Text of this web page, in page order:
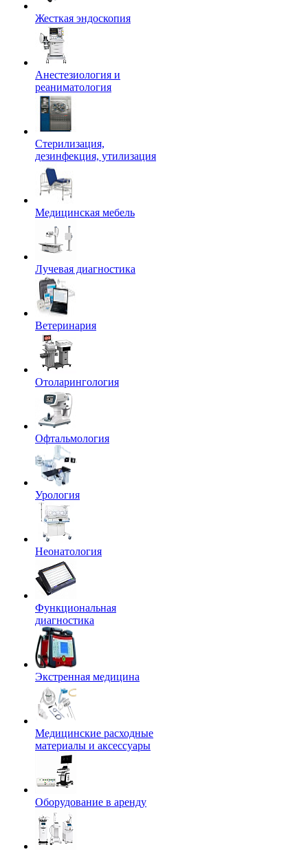
Жесткая эндоскопия
Анестезиология и
реаниматология
Стерилизация,
дезинфекция, утилизация
Медицинская мебель
Лучевая диагностика
Ветеринария
Отоларингология
Офтальмология
Урология
Неонатология
Функциональная
диагностика
Экстренная медицина
Медицинские расходные
материалы и аксессуары
Оборудование в аренду